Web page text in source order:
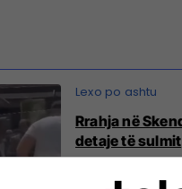
Rrahja në
detaje të sulmit